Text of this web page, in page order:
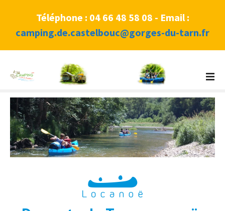
Téléphone : 04 66 48 58 08 - Email :
camping.de.castelbouc@gorges-du-tarn.fr